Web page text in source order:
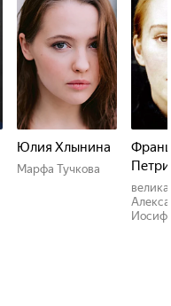
Юлия Хлынина
Марфа Тучкова
Петри